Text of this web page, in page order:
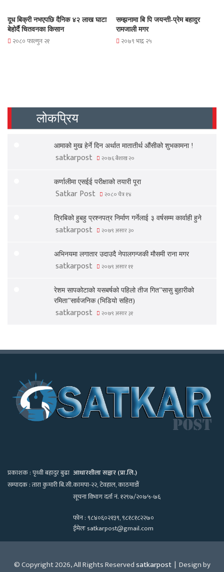
दूध बिक्री नभएपछि दैनिक ४२ लाख घाटा
बेहोर्दै चितवनका किसान
२०८० फाल्गुन २१
सम्झनामा बि पि जयन्ती-प्रेम बहादुर
रामजाली मगर
२०७९ भाद्र २५
लोकप्रिय
आमाको मुख हेर्ने दिन अर्थात मातातीर्थ औंसीको शुभकामना !
satkarpost २०७६ बैशाख २०
कर्णालीमा एसईई परीक्षाको तयारी पूरा
Satkar Post २०८० चैत्र १४
त्रिबिको हुबहु प्रश्नपत्र निर्माण गर्नेलाई ३ वर्षसम्म कार्वाही हुने
satkarpost २०७९ असार ३०
अभिनयमा लगातार उदाउदै नेपालगन्जकी मौसमी राना मगर
satkarpost २०७९ असार ११
रेशम सापकोटाको यसबर्षको पहिलो तीज गित”सासु बुहारीको
रमिता”सार्वजनिक (भिडियो सहित)
satkarpost २०७९ असार ३१
प्रकाशक : पृथ्वी बहादुर बुढा
सम्पादक : तारा कुमारी बि.सी.
आधारशीला सञ्चार (प्रा.लि.)
कामपा-२२, टेवहाल, काठमाडाैं
सूचना विभाग दर्ता नं. १२९७/२०७५-७६
फोन : ९८४०६०२१३९, ९८१८१८२२७०
ईमेलः satkarpost@gmail.com
© Copyright 2026, All Rights Reservedsatkarpost | Design by